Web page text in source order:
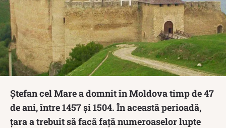
Ștefan cel Mare a domnit în Moldova timp de 47
de ani, între 1457 și 1504. În această perioadă,
țara a trebuit să facă față numeroaselor lupte